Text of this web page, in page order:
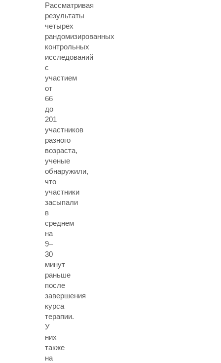
Рассматривая
результаты
четырех
рандомизированных
контрольных
исследований
с
участием
от
66
до
201
участников
разного
возраста,
ученые
обнаружили,
что
участники
засыпали
в
среднем
на
9–
30
минут
раньше
после
завершения
курса
терапии.
У
них
также
на